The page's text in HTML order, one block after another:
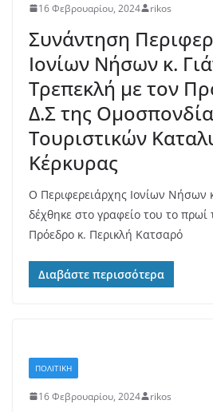
16 Φεβρουαρίου, 2024 rikos
Συνάντηση
Ιονίων Νήσων κ.
Τρεπεκλή με τον
Δ.Σ της
Τουριστικών
Κέρκυρας
Ο Περιφερειάρχης Ιονίων Νήσων
δέχθηκε στο γραφείο του το πρωί
Πρόεδρο κ. Περικλή Κατσαρό
Διαβάστε περισσότερα
ΠΟΛΙΤΙΚΗ
16 Φεβρουαρίου, 2024 rikos